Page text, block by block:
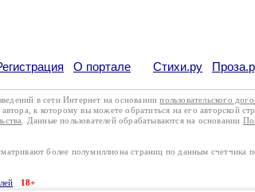
О портале Стихи.ру
в сети Интернет на основаниипользовательского
к которому вы можете обратиться на его авторской
. Данные пользователей обрабатываются на основании
более полумиллиона страниц по данным счетчика
18+